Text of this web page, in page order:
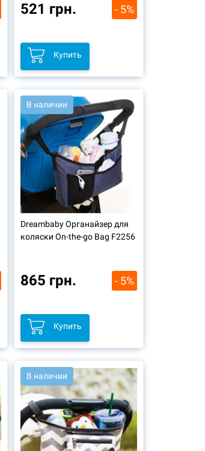
521 грн. - 5%
Купить
В наличии
Dreambaby Органайзер для
коляски On-the-go Bag F2256
865 грн. - 5%
Купить
В наличии